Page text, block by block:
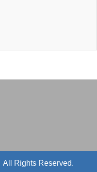
All Rights Reserved.